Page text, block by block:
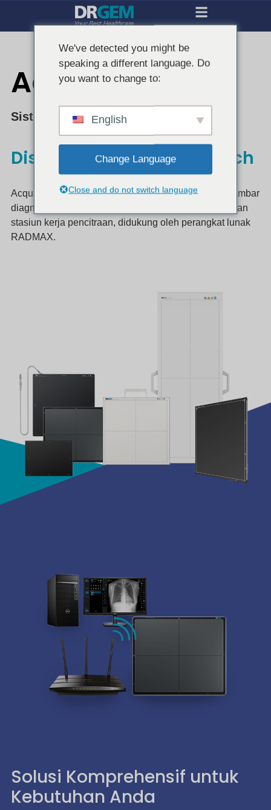
AcquiDR
Sistem Pencitraan Digital
Discover Your Perfect Match
AcquiDR, sistem pencitraan digital, menghasilkan gambar
diagnostik yang akurat melalui detektor panel datar dan
stasiun kerja pencitraan, didukung oleh perangkat lunak
RADMAX.
Solusi Komprehensif untuk
Kebutuhan Anda
We've detected you might be
speaking a different language. Do
you want to change to:
English
Change Language
Close and do not switch language